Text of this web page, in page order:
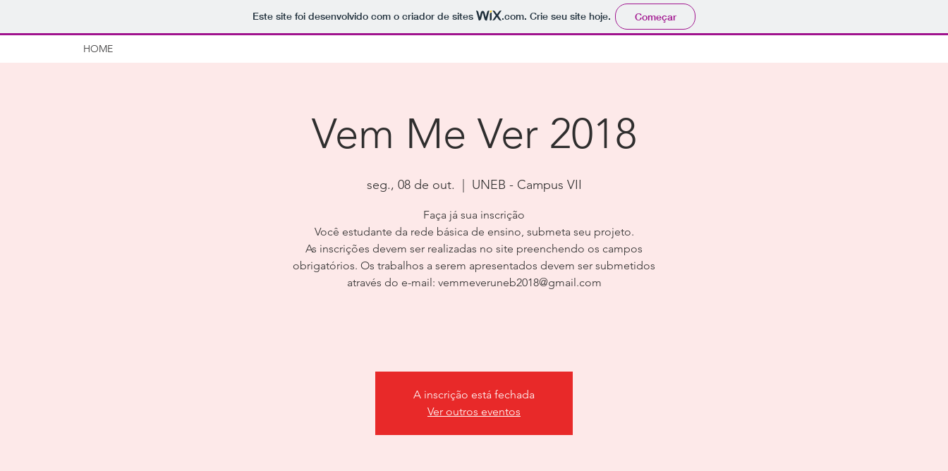
Este site foi desenvolvido com o criador de sites .com. Crie seu site hoje. Começar
HOME
Vem Me Ver 2018
seg., 08 de out. UNEB - Campus VII
Faça já sua inscrição
Você estudante da rede básica de ensino, submeta seu projeto.
As inscrições devem ser realizadas no site preenchendo os campos
obrigatórios. Os trabalhos a serem apresentados devem ser submetidos
através do e-mail: vemmeveruneb2018@gmail.com
A inscrição está fechada
Ver outros eventos